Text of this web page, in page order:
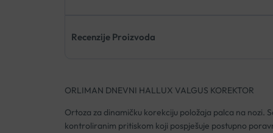
Recenzije Proizvoda
ORLIMAN DNEVNI HALLUX VALGUS KOREKTOR
Ortoza za dinamičku korekciju položaja palca na nozi.
kontroliranim pritiskom koji pospješuje postupno